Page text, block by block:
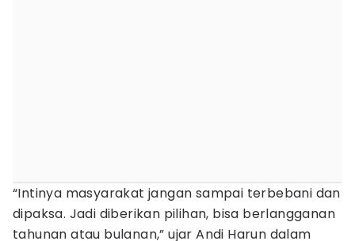
“Intinya masyarakat jangan sampai terbebani dan
dipaksa. Jadi diberikan pilihan, bisa berlangganan
tahunan atau bulanan,” ujar Andi Harun dalam